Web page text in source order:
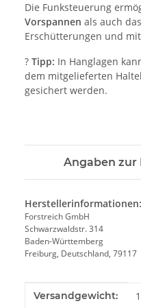
Die Funksteuerung
Vorspannen als auch das
Erschütterungen und
? Tipp: In Hanglagen
dem mitgelieferten
gesichert werden.
Angaben
Herstellerinformationen:
Forstreich GmbH
Schwarzwaldstr. 314
Baden-Württemberg
Freiburg, Deutschland, 79117
Produkteigenschaft
Wert
Versandgewicht: